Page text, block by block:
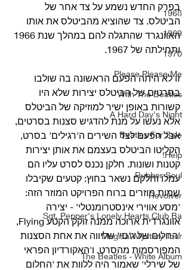
1968
1969
1970
Please Please Me
With The Beatles
A Hard Day's Night
Beatles For Sale
Help!
Rubber Soul
Revolver
Sgt. Pepper's Lonely Hearts Club Ba
Magical Mystery Tour
The Beatles - White Album
בפרק החדש נשמע על צד אחר של
הביטלס. צד שהוציא מהביטלס את אותו
ותחילתה של 1967.
זו לא היתה הפעם הראשונה בה שולבו
בסרטים של הביטלס יצירות שלא היו
קשורות באופן ישיר למוזיקה של הביטלס
אלא נעשו על מנת להדגיש סצנות בסרטים,
אבל הפעם לצד השירים ה'רגילים' בסרט,
הקליטו הביטלס בעצמם את אותן יצירות
קטנות ושונות. חלקן נכנס לסרט עליו הם
עמלו וחלקם נשאר בחוץ: קטעים שקיבלו
שמות מוזרים ברוח הפרויקט המוזר הזה:
'מסע אווירי אינסטרומנטלי' - יצירה
אוונגרדית ארוכה ממנה זוקק הקטע Flying,
'החלום של ג'סי' שליווה את אחת הסצנות
המפורסמות מהסרט, ו'האקורדיון הפראי
של שירלי' שאמור היה ללוות את 'החלום